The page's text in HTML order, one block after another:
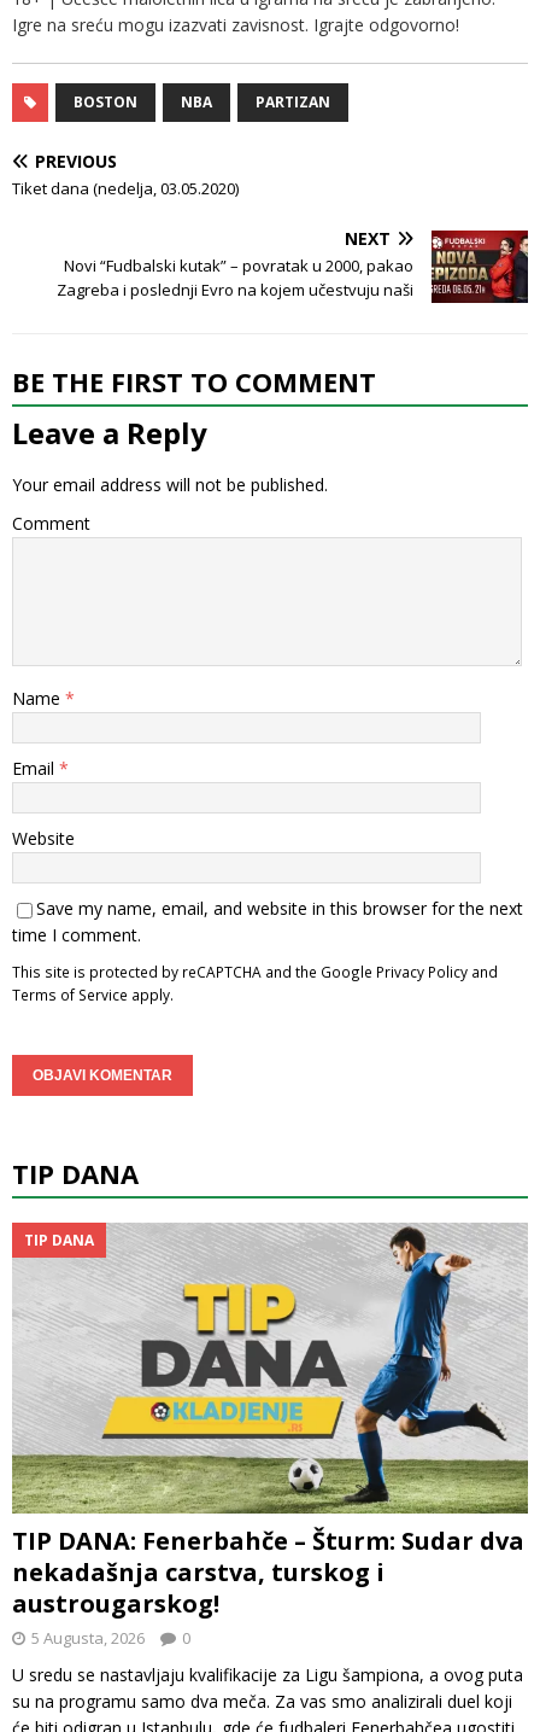
Igre na sreću mogu izazvati zavisnost. Igrajte odgovorno!
BOSTON NBA PARTIZAN
PREVIOUS
Tiket dana (nedelja, 03.05.2020)
NEXT
Novi “Fudbalski kutak” – povratak u 2000, pakao
Zagreba i poslednji Evro na kojem učestvuju naši
BE THE FIRST TO COMMENT
Leave a Reply
Your email address will not be published.
Comment
Name *
Email *
Website
Save my name, email, and website in this browser for the next
time I comment.
This site is protected by reCAPTCHA and the Google Privacy Policy and
Terms of Service apply.
TIP DANA
TIP DANA
TIP DANA: Fenerbahče – Šturm: Sudar dva
nekadašnja carstva, turskog i
austrougarskog!
5 Augusta, 2026 0
U sredu se nastavljaju kvalifikacije za Ligu šampiona, a ovog puta
su na programu samo dva meča. Za vas smo analizirali duel koji